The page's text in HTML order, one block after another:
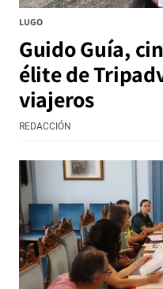
LUGO
Guido Guía,
élite de
viajeros
REDACCIÓN